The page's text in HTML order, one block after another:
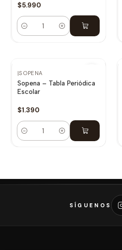
$5.990
Cantidad
NUEVO
|SOPENA
Sopena – Tabla Periódica
Escolar
$1.390
Cantidad
SÍGUENOS